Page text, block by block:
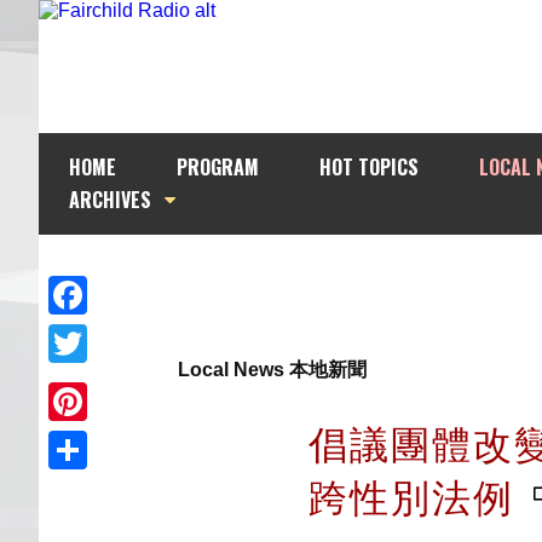
HOME PROGRAM HOT TOPICS
LOCAL
ARCHIVES
Facebook
Twitter
Pinterest
Local News 本地新聞
倡議團體改
跨性別法例